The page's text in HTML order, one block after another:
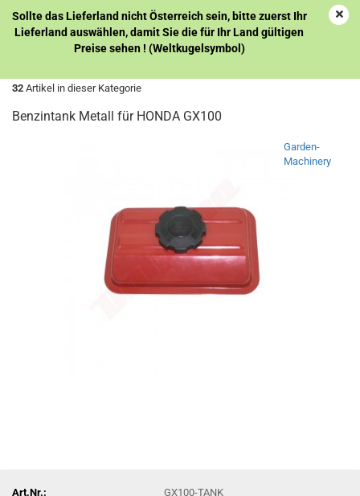
Sollte das Lieferland nicht Österreich sein, bitte zuerst Ihr
Lieferland auswählen, damit Sie die für Ihr Land gültigen
Preise sehen ! (Weltkugelsymbol)
32 Artikel in dieser Kategorie
Benzintank Metall für HONDA GX100
Garden-
Machinery
Art.Nr.:
GX100-TANK